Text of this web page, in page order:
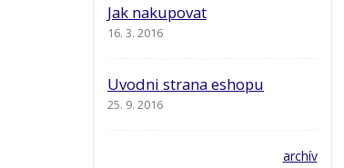
Jak nakupovat
16. 3. 2016
Uvodni strana eshopu
25. 9. 2016
archív